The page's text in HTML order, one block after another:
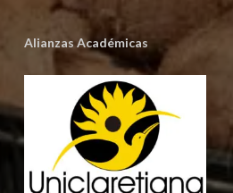
Alianzas Académicas